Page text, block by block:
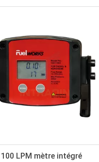
LPM mètre intégré